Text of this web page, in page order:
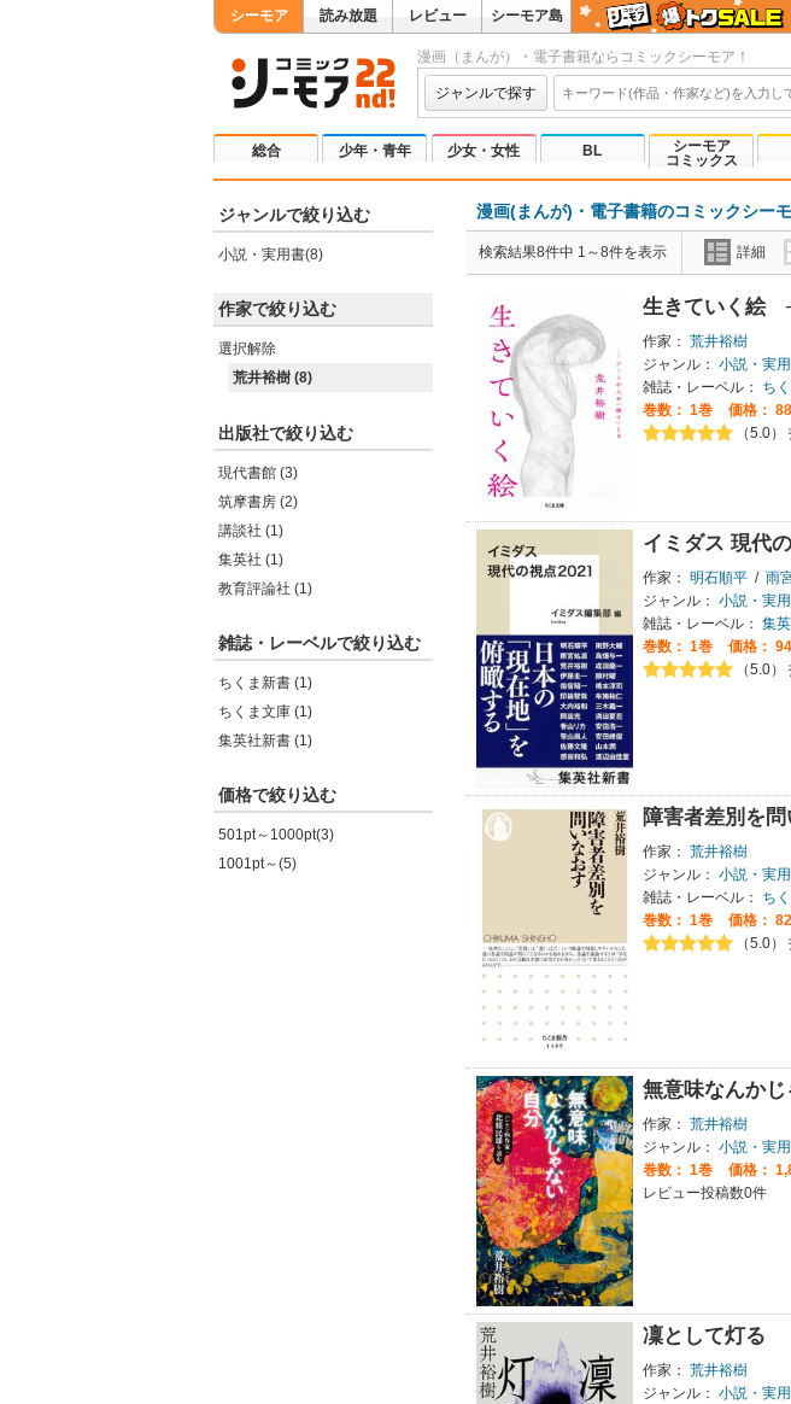
シーモア 読み放題 レビュー シーモア島
漫画（まんが）・電子書籍ならコミックシーモア！
ジャンルで探す
総合 少年・青年 少女・女性 BL
シーモア
コミックス
ジャンルで絞り込む
小説・実用書(8)
作家で絞り込む
選択解除
荒井裕樹 (8)
出版社で絞り込む
現代書館 (3)
筑摩書房 (2)
講談社 (1)
集英社 (1)
教育評論社 (1)
雑誌・レーベルで絞り込む
ちくま新書 (1)
ちくま文庫 (1)
集英社新書 (1)
価格で絞り込む
501pt～1000pt(3)
1001pt～(5)
漫画(まんが)・電子書籍のコミックシー
検索結果8件中 1～8件を表示 詳細
生きていく絵
作家： 荒井裕樹
ジャンル： 小説・実
雑誌・レーベル：
ち
巻数： 1巻
価格：
（5.0
イミダス 現代
作家： 明石順平 / 雨
ジャンル： 小説・実
雑誌・レーベル： 集
巻数： 1巻
価格：
（5.0
障害者差別を
作家： 荒井裕樹
ジャンル： 小説・実
雑誌・レーベル：
ち
巻数： 1巻
価格：
（5.0
無意味なんか
作家： 荒井裕樹
ジャンル： 小説・実
巻数： 1巻
価格：
レビュー投稿数0件
凜として灯る
作家： 荒井裕樹
ジャンル： 小説・実